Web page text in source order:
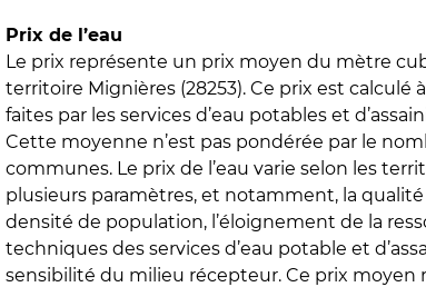
Prix de l’eau
Le prix représente un prix moyen du mètre
territoire Mignières (28253). Ce prix est calculé
faites par les services d’eau potables et
Cette moyenne n’est pas pondérée par le
communes. Le prix de l’eau varie selon les
plusieurs paramètres, et notamment, la qualité
densité de population, l’éloignement de la
techniques des services d’eau potable et
sensibilité du milieu récepteur. Ce prix moyen